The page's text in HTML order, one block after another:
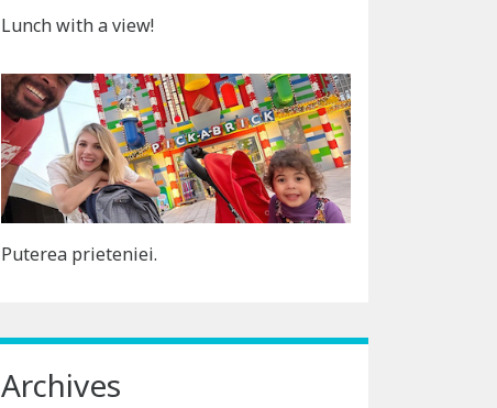
Lunch with a view!
Puterea prieteniei.
Archives